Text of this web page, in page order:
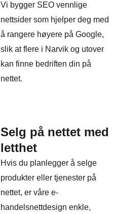
Vi bygger SEO vennlige
nettsider som hjelper deg med
å rangere høyere på Google,
slik at flere i Narvik og utover
kan finne bedriften din på
nettet.
Selg på nettet med
letthet
Hvis du planlegger å selge
produkter eller tjenester på
nettet, er våre e-
handelsnettdesign enkle,